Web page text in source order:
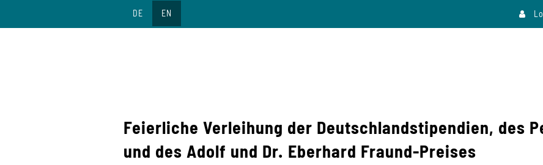
DE EN
Feierliche Verleihung der Deutschlandstipendien, des
und des Adolf und Dr. Eberhard Fraund-Preises